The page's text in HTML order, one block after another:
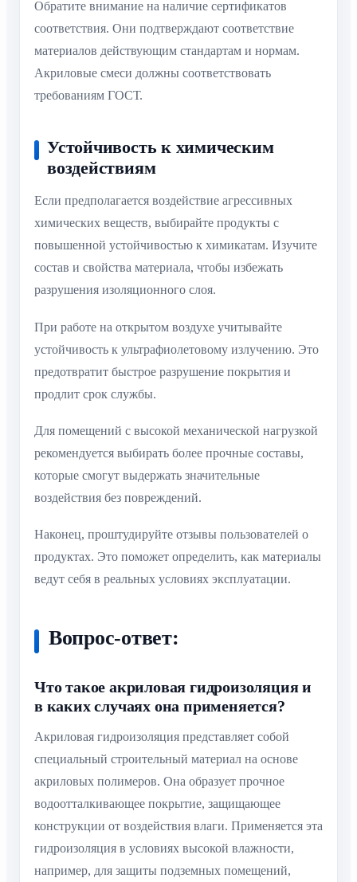
Обратите внимание на наличие сертификатов
соответствия. Они подтверждают соответствие
материалов действующим стандартам и нормам.
Акриловые смеси должны соответствовать
требованиям ГОСТ.
Устойчивость к химическим
воздействиям
Если предполагается воздействие агрессивных
химических веществ, выбирайте продукты с
повышенной устойчивостью к химикатам. Изучите
состав и свойства материала, чтобы избежать
разрушения изоляционного слоя.
При работе на открытом воздухе учитывайте
устойчивость к ультрафиолетовому излучению. Это
предотвратит быстрое разрушение покрытия и
продлит срок службы.
Для помещений с высокой механической нагрузкой
рекомендуется выбирать более прочные составы,
которые смогут выдержать значительные
воздействия без повреждений.
Наконец, проштудируйте отзывы пользователей о
продуктах. Это поможет определить, как материалы
ведут себя в реальных условиях эксплуатации.
Вопрос-ответ:
Что такое акриловая гидроизоляция и
в каких случаях она применяется?
Акриловая гидроизоляция представляет собой
специальный строительный материал на основе
акриловых полимеров. Она образует прочное
водоотталкивающее покрытие, защищающее
конструкции от воздействия влаги. Применяется эта
гидроизоляция в условиях высокой влажности,
например, для защиты подземных помещений,